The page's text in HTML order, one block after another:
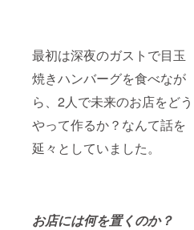
最初は深夜のガストで目玉
焼きハンバーグを食べなが
ら、2人で未来のお店をどう
やって作るか？なんて話を
延々としていました。
お店には何を置くのか？